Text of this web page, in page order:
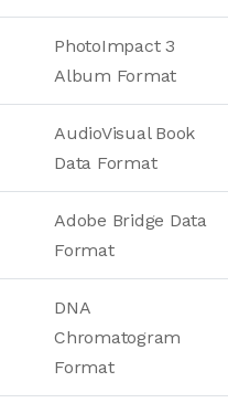
PhotoImpact 3
Album Format
AudioVisual Book
Data Format
Adobe Bridge Data
Format
DNA
Chromatogram
Format